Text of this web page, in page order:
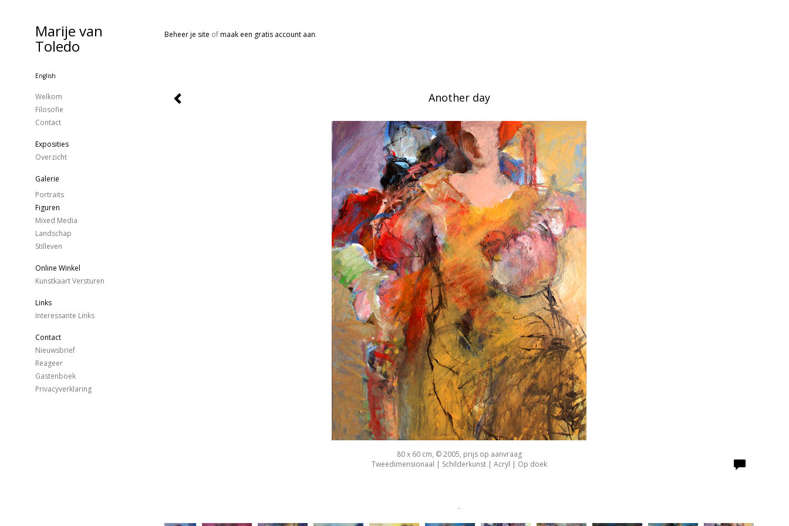
Beheer je site ofmaak een gratis account aan.
Another day
80 x 60 cm, © 2005, prijs op aanvraag
Tweedimensionaal | Schilderkunst | Acryl | Op doek
..
Marije van
Toledo
English
Welkom
Filosofie
Contact
Exposities
Overzicht
Galerie
Portraits
Figuren
Mixed Media
Landschap
Stilleven
Online Winkel
Kunstkaart Versturen
Links
Interessante Links
Contact
Nieuwsbrief
Reageer
Gastenboek
Privacyverklaring